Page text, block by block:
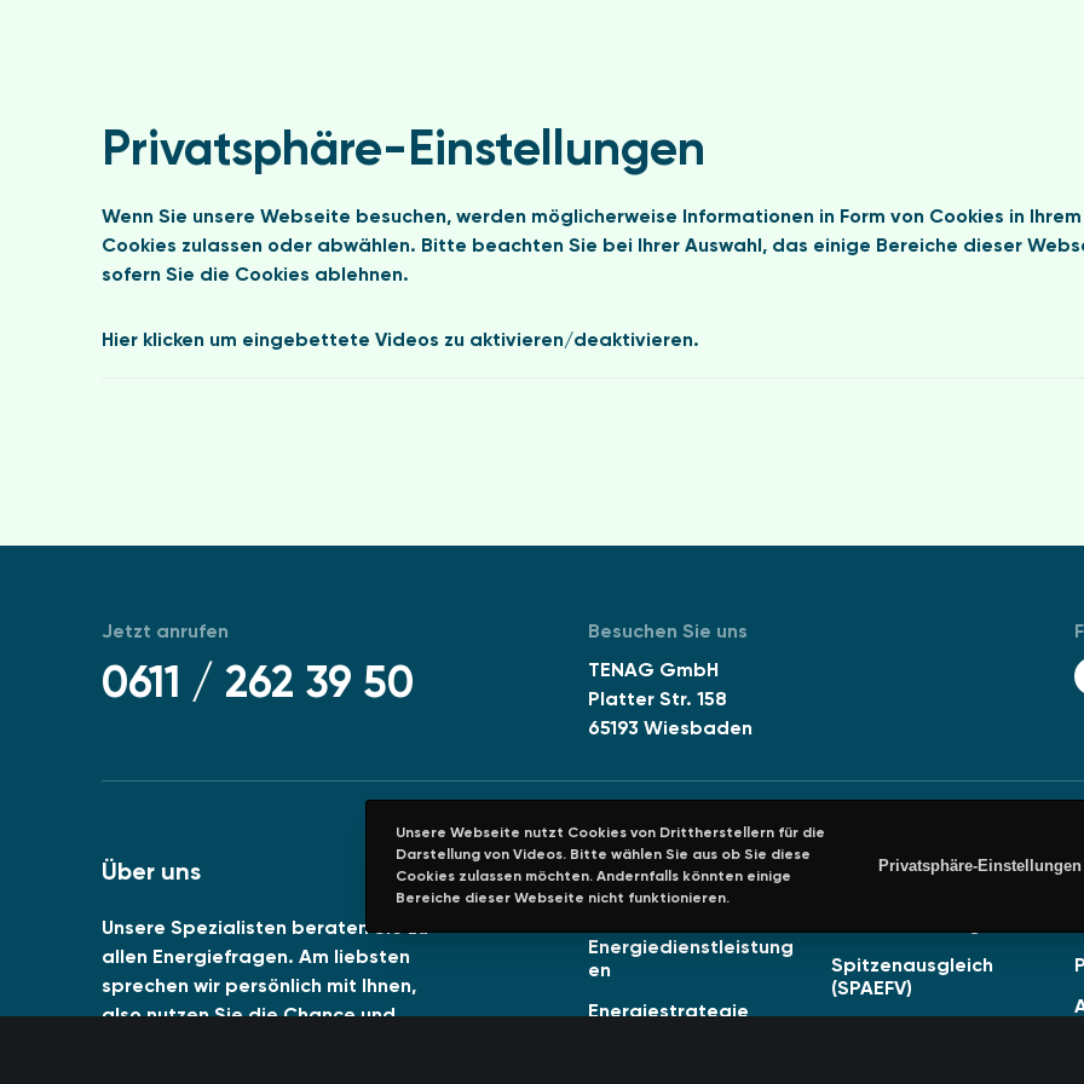
Privatsphäre-Einstellungen
Wenn Sie unsere Webseite besuchen, werden möglicherweise Informationen in Form von Cookies in
Cookies zulassen oder abwählen. Bitte beachten Sie bei Ihrer Auswahl, das einige Bereiche dieser
sofern Sie die Cookies ablehnen.
Hier klicken um eingebettete Videos zu aktivieren/deaktivieren.
Jetzt anrufen
0611 / 262 39 50
Besuchen Sie uns
TENAG GmbH
Platter Str. 158
65193 Wiesbaden
Über uns
Unsere Spezialisten beraten Sie zu
allen Energiefragen. Am liebsten
sprechen wir persönlich mit Ihnen,
also nutzen Sie die Chance und
Leistungen
Energiedienstleistung
en
Energiestrategie
Arbeitshilfen
Spitzenausgleich
(SPAEFV)
Unsere Webseite nutzt Cookies von Drittherstellern für die
Darstellung von Videos. Bitte wählen Sie aus ob Sie diese
Cookies zulassen möchten. Andernfalls könnten einige
Bereiche dieser Webseite nicht funktionieren.
Privatsphäre-Einstellungen